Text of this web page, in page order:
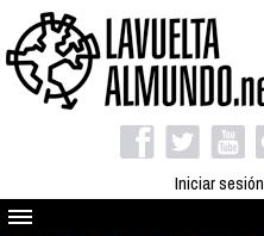
Iniciar sesión